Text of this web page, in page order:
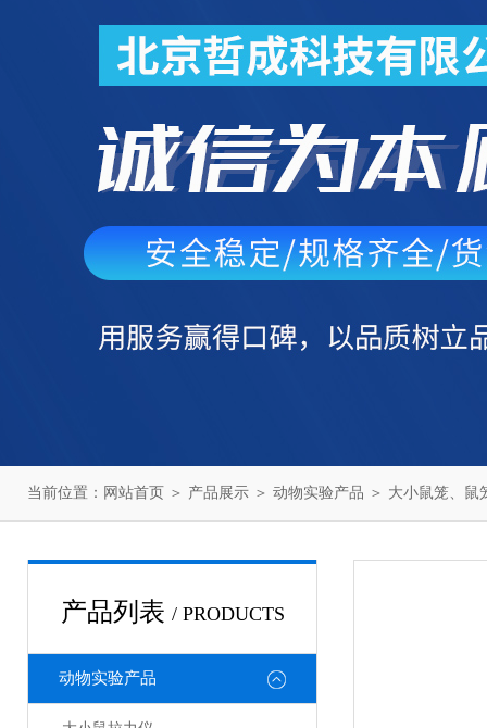
当前位置： 网站首页 ＞ 产品展示 ＞ 动物实验产品 ＞ 大小鼠笼、鼠
产品列表 / PRODUCTS
动物实验产品